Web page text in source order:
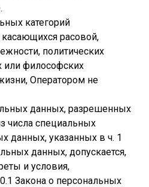
категорий
расовой,
политических
или философских
Оператором не
данных, разрешенных
числа специальных
данных, указанных в ч. 1
данных, допускается,
и условия,
Закона о персональных